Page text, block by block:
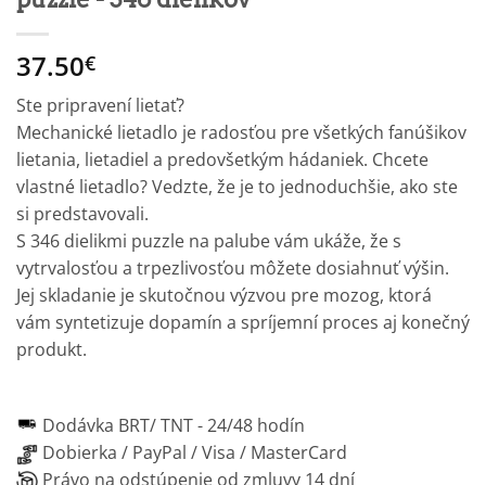
37.50€
Ste pripravení lietať?
Mechanické lietadlo je radosťou pre všetkých fanúšikov
lietania, lietadiel a predovšetkým hádaniek. Chcete
vlastné lietadlo? Vedzte, že je to jednoduchšie, ako ste
si predstavovali.
S 346 dielikmi puzzle na palube vám ukáže, že s
vytrvalosťou a trpezlivosťou môžete dosiahnuť výšin.
Jej skladanie je skutočnou výzvou pre mozog, ktorá
vám syntetizuje dopamín a spríjemní proces aj konečný
produkt.
Dodávka BRT/ TNT -24/48 hodín
Dobierka / PayPal / Visa / MasterCard
Právo na odstúpenie od zmluvy 14 dní